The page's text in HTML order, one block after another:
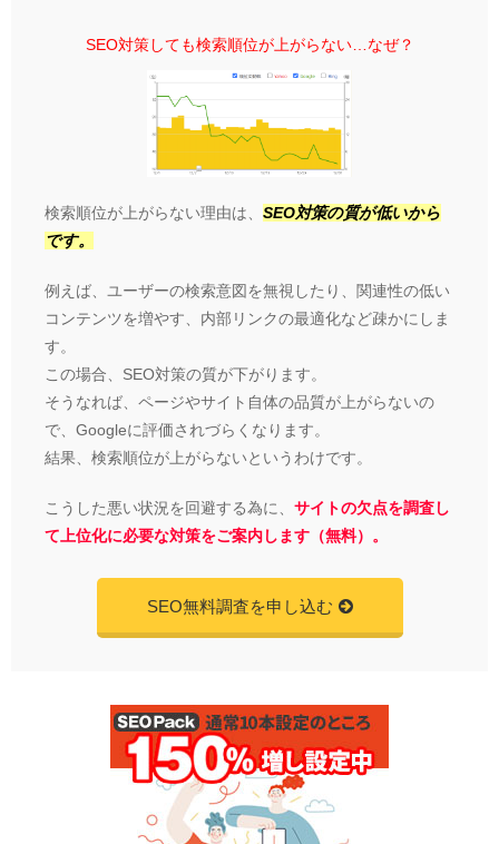
SEO対策しても検索順位が上がらない…なぜ？
検索順位が上がらない理由は、 SEO対策の質が低いから
です。
例えば、ユーザーの検索意図を無視したり、関連性の低い
コンテンツを増やす、内部リンクの最適化など疎かにしま
す。
この場合、SEO対策の質が下がります。
そうなれば、ページやサイト自体の品質が上がらないの
で、Googleに評価されづらくなります。
結果、検索順位が上がらないというわけです。
こうした悪い状況を回避する為に、 サイトの欠点を調査し
て上位化に必要な対策をご案内します（無料）。
SEO無料調査を申し込む